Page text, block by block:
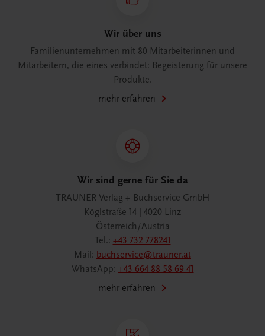
Wir über uns
Familienunternehmen mit 80 Mitarbeiterinnen und
Mitarbeitern, die eines verbindet: Begeisterung für unsere
Produkte.
mehr erfahren
Wir sind gerne für Sie da
TRAUNER Verlag + Buchservice GmbH
Köglstraße 14 | 4020 Linz
Österreich/Austria
Tel.: +43 732 778241
Mail: buchservice@trauner.at
WhatsApp: +43 664 88 58 69 41
mehr erfahren